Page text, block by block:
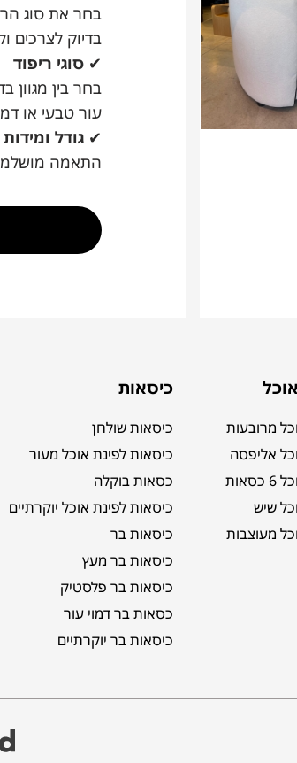
בחר את סוג
בדיוק לצרכים
✔סוגי ריפוד
בחר בין מגוון
עור טבעי או
✔גודל ומידות
התאמה
מרובעות
אליפסה
שיש
מעוצבות
כיסאות
כיסאות שולחן
כיסאות לפינת אוכל מעור
כסאות בוקלה
כיסאות לפינת אוכל יוקרתיים
כיסאות בר
כיסאות בר מעץ
כיסאות בר פלסטיק
כסאות בר דמוי עור
כיסאות בר יוקרתיים